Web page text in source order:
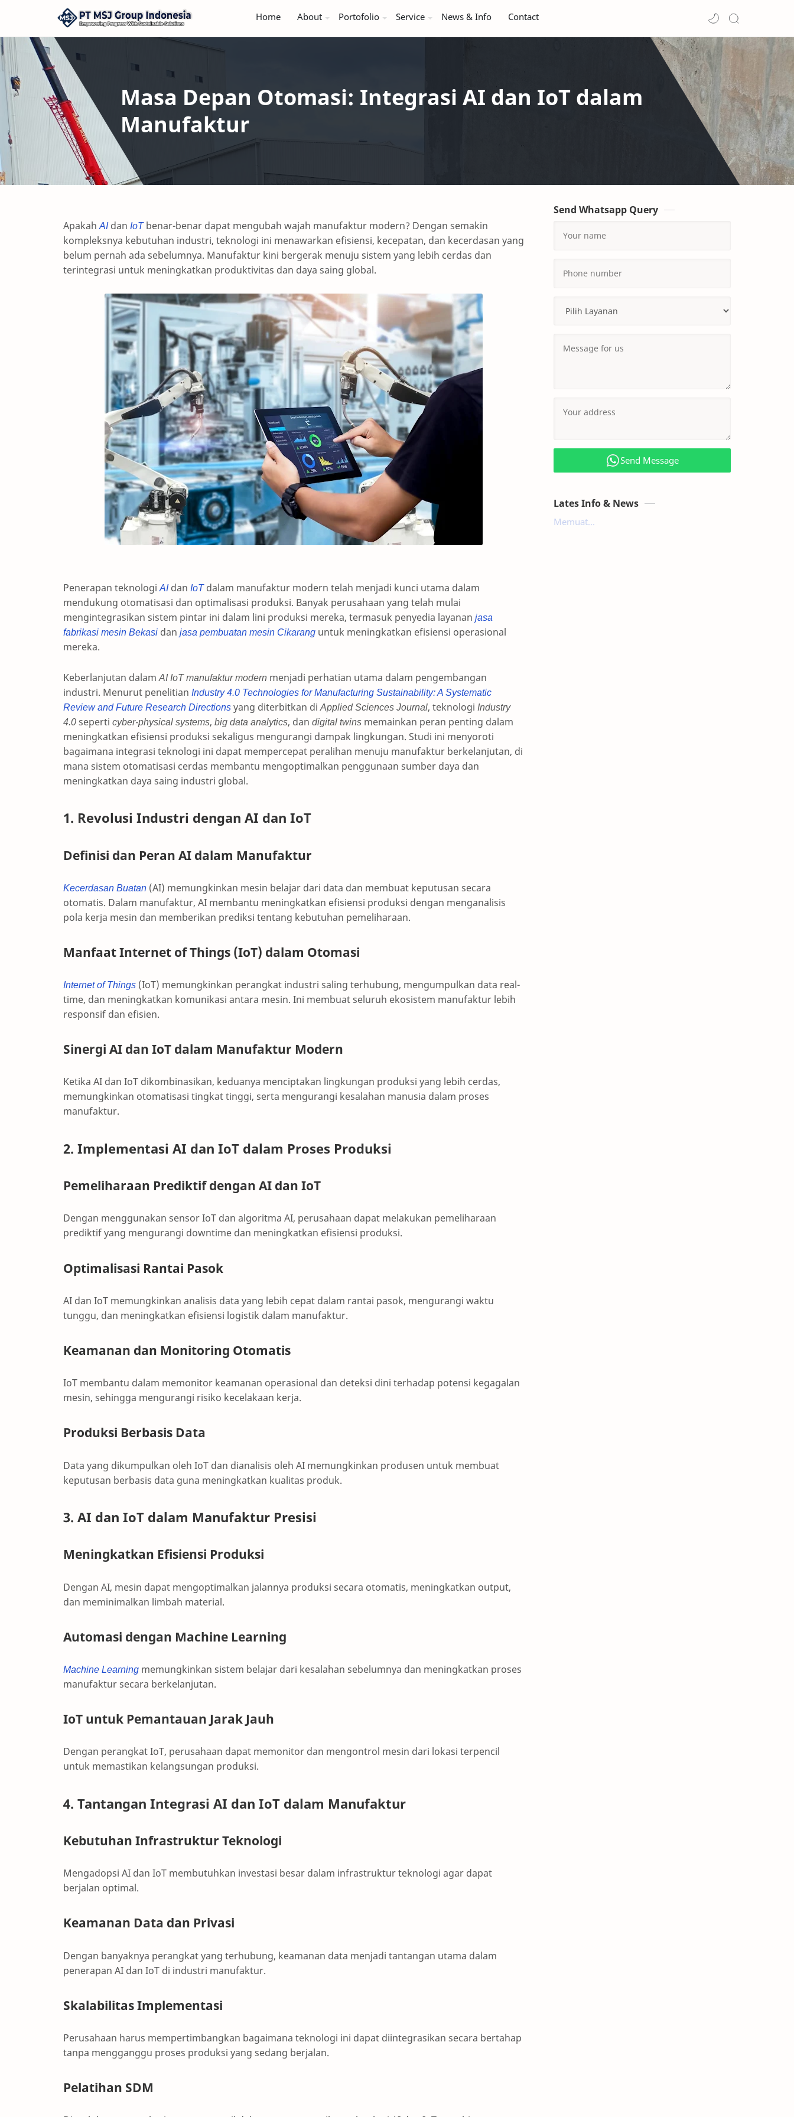
Home About Portofolio Service News & Info Contact
Masa Depan Otomasi: Integrasi AI dan IoT dalam
Manufaktur
ApakahAIdan IoTbenar-benar dapat mengubah wajah manufaktur modern? Dengan semakin
kompleksnya kebutuhan industri, teknologi ini menawarkan efisiensi, kecepatan, dan kecerdasan yang
belum pernah ada sebelumnya. Manufaktur kini bergerak menuju sistem yang lebih cerdas dan
terintegrasi untuk meningkatkan produktivitas dan daya saing global.
Penerapan teknologiAIdan IoTdalam manufaktur modern telah menjadi kunci utama dalam
mendukung otomatisasi dan optimalisasi produksi. Banyak perusahaan yang telah mulai
mengintegrasikan sistem pintar ini dalam lini produksi mereka, termasuk penyedia layanan jasa
fabrikasi mesin Bekasi dan jasa pembuatan mesin Cikarang untuk meningkatkan efisiensi operasional
mereka.
Keberlanjutan dalamAI IoT manufaktur modern menjadi perhatian utama dalam pengembangan
industri. Menurut penelitian Industry 4.0 Technologies for Manufacturing Sustainability: A Systematic
Review and Future Research Directionsyang diterbitkan diApplied Sciences Journal, teknologi Industry
4.0 seperti cyber-physical systems, big data analytics, dan digital twins memainkan peran penting dalam
meningkatkan efisiensi produksi sekaligus mengurangi dampak lingkungan. Studi ini menyoroti
bagaimana integrasi teknologi ini dapat mempercepat peralihan menuju manufaktur berkelanjutan, di
mana sistem otomatisasi cerdas membantu mengoptimalkan penggunaan sumber daya dan
meningkatkan daya saing industri global.
1. Revolusi Industri dengan AI dan IoT
Definisi dan Peran AI dalam Manufaktur
Kecerdasan Buatan (AI) memungkinkan mesin belajar dari data dan membuat keputusan secara
otomatis. Dalam manufaktur, AI membantu meningkatkan efisiensi produksi dengan menganalisis
pola kerja mesin dan memberikan prediksi tentang kebutuhan pemeliharaan.
Manfaat Internet of Things (IoT) dalam Otomasi
Internet of Things (IoT) memungkinkan perangkat industri saling terhubung, mengumpulkan data real-
time, dan meningkatkan komunikasi antara mesin. Ini membuat seluruh ekosistem manufaktur lebih
responsif dan efisien.
Sinergi AI dan IoT dalam Manufaktur Modern
Ketika AI dan IoT dikombinasikan, keduanya menciptakan lingkungan produksi yang lebih cerdas,
memungkinkan otomatisasi tingkat tinggi, serta mengurangi kesalahan manusia dalam proses
manufaktur.
2. Implementasi AI dan IoT dalam Proses Produksi
Pemeliharaan Prediktif dengan AI dan IoT
Dengan menggunakan sensor IoT dan algoritma AI, perusahaan dapat melakukan pemeliharaan
prediktif yang mengurangi downtime dan meningkatkan efisiensi produksi.
Optimalisasi Rantai Pasok
AI dan IoT memungkinkan analisis data yang lebih cepat dalam rantai pasok, mengurangi waktu
tunggu, dan meningkatkan efisiensi logistik dalam manufaktur.
Keamanan dan Monitoring Otomatis
IoT membantu dalam memonitor keamanan operasional dan deteksi dini terhadap potensi kegagalan
mesin, sehingga mengurangi risiko kecelakaan kerja.
Produksi Berbasis Data
Data yang dikumpulkan oleh IoT dan dianalisis oleh AI memungkinkan produsen untuk membuat
keputusan berbasis data guna meningkatkan kualitas produk.
3. AI dan IoT dalam Manufaktur Presisi
Meningkatkan Efisiensi Produksi
Dengan AI, mesin dapat mengoptimalkan jalannya produksi secara otomatis, meningkatkan output,
dan meminimalkan limbah material.
Automasi dengan Machine Learning
Machine Learning memungkinkan sistem belajar dari kesalahan sebelumnya dan meningkatkan proses
manufaktur secara berkelanjutan.
IoT untuk Pemantauan Jarak Jauh
Dengan perangkat IoT, perusahaan dapat memonitor dan mengontrol mesin dari lokasi terpencil
untuk memastikan kelangsungan produksi.
4. Tantangan Integrasi AI dan IoT dalam Manufaktur
Kebutuhan Infrastruktur Teknologi
Mengadopsi AI dan IoT membutuhkan investasi besar dalam infrastruktur teknologi agar dapat
berjalan optimal.
Keamanan Data dan Privasi
Dengan banyaknya perangkat yang terhubung, keamanan data menjadi tantangan utama dalam
penerapan AI dan IoT di industri manufaktur.
Skalabilitas Implementasi
Perusahaan harus mempertimbangkan bagaimana teknologi ini dapat diintegrasikan secara bertahap
tanpa mengganggu proses produksi yang sedang berjalan.
Pelatihan SDM
Send Whatsapp Query
Send Message
Lates Info & News
Memuat...